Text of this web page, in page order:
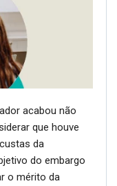
acabou não
que houve
da
do embargo
o mérito da